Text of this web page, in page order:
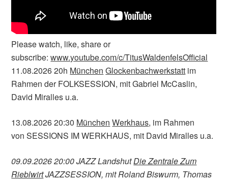
Please watch, like, share or
subscribe:www.youtube.com/c/TitusWaldenfelsOfficial
11.08.2026 20h München Glockenbachwerkstatt im
Rahmen der FOLKSESSION, mit Gabriel McCaslin,
David Miralles u.a.
13.08.2026 20:30 München Werkhaus, im Rahmen
von SESSIONS IM WERKHAUS, mit David Miralles u.a.
09.09.2026 20:00 JAZZ LandshutDie Zentrale Zum
RieblwirtJAZZSESSION, mit Roland Biswurm, Thomas